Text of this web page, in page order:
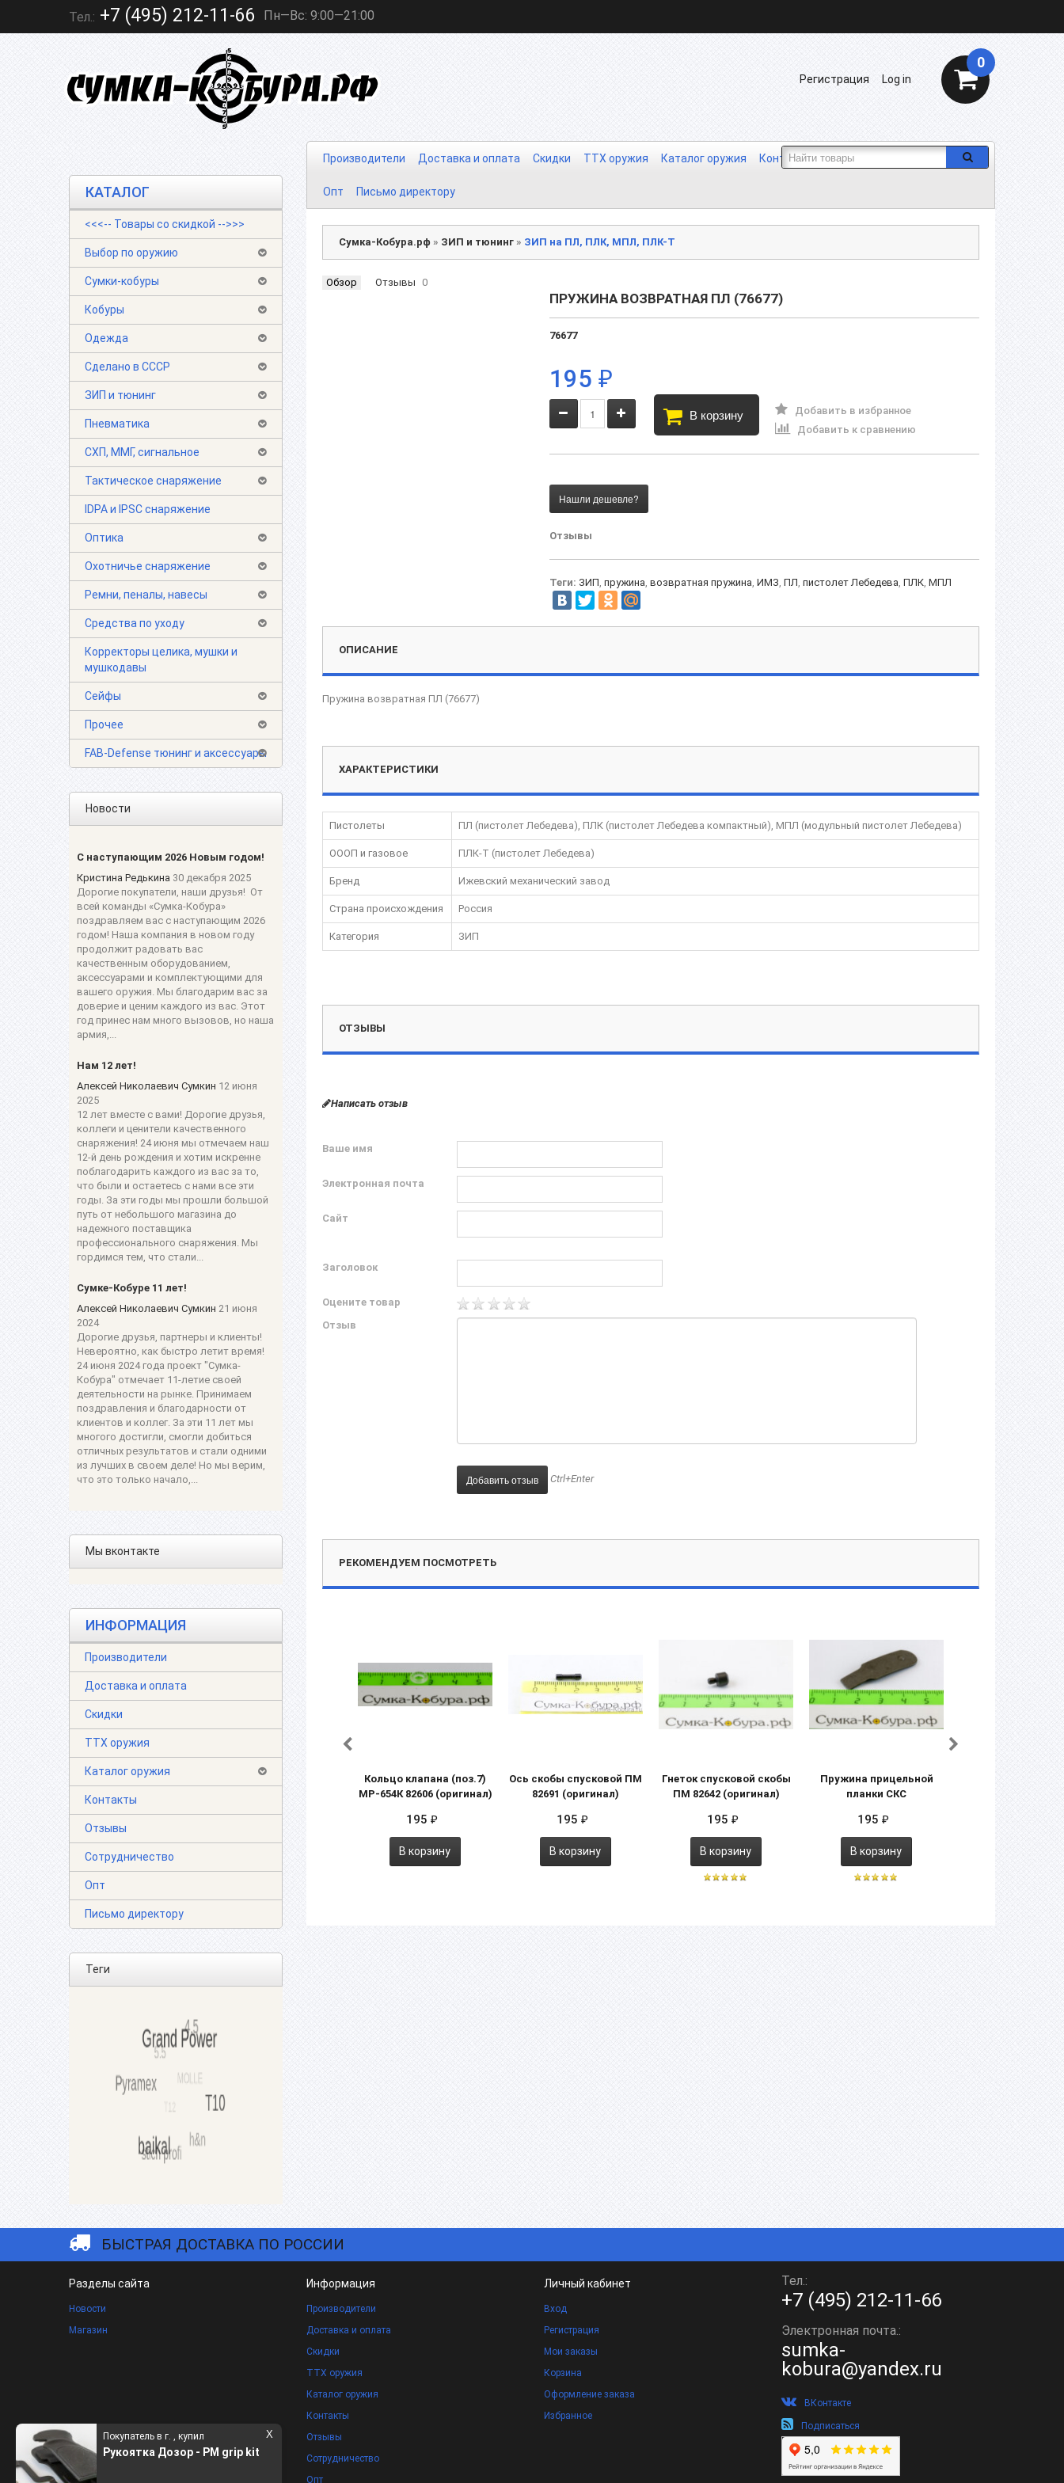
X
Покупатель в г. , купил
Рукоятка Дозор - PM grip kit
Тел.: +7 (495) 212-11-66 Пн—Вс: 9:00—21:00
0
Log in
Регистрация
Производители Доставка и оплата Скидки ТТХ оружия Каталог оружия Контакты Отзывы Сотрудничество
Опт Письмо директору
КАТАЛОГ
<<<-- Товары со скидкой -->>>
Выбор по оружию
Сумки-кобуры
Кобуры
Одежда
Сделано в СССР
ЗИП и тюнинг
Пневматика
СХП, ММГ, сигнальное
Тактическое снаряжение
IDPA и IPSC снаряжение
Оптика
Охотничье снаряжение
Ремни, пеналы, навесы
Средства по уходу
Корректоры целика, мушки и
мушкодавы
Сейфы
Прочее
FAB-Defense тюнинг и аксессуары
Новости
С наступающим 2026 Новым годом!
Кристина Редькина 30 декабря 2025
Дорогие покупатели, наши друзья! От
всей команды «Сумка-Кобура»
поздравляем вас с наступающим 2026
годом! Наша компания в новом году
продолжит радовать вас
качественным оборудованием,
аксессуарами и комплектующими для
вашего оружия. Мы благодарим вас за
доверие и ценим каждого из вас. Этот
год принес нам много вызовов, но наша
армия,...
Нам 12 лет!
Алексей Николаевич Сумкин 12 июня
2025
12 лет вместе с вами! Дорогие друзья,
коллеги и ценители качественного
снаряжения! 24 июня мы отмечаем наш
12-й день рождения и хотим искренне
поблагодарить каждого из вас за то,
что были и остаетесь с нами все эти
годы. За эти годы мы прошли большой
путь от небольшого магазина до
надежного поставщика
профессионального снаряжения. Мы
гордимся тем, что стали...
Сумке-Кобуре 11 лет!
Алексей Николаевич Сумкин 21 июня
2024
Дорогие друзья, партнеры и клиенты!
Невероятно, как быстро летит время!
24 июня 2024 года проект "Сумка-
Кобура" отмечает 11-летие своей
деятельности на рынке. Принимаем
поздравления и благодарности от
клиентов и коллег. За эти 11 лет мы
многого достигли, смогли добиться
отличных результатов и стали одними
из лучших в своем деле! Но мы верим,
что это только начало,...
Мы вконтакте
ИНФОРМАЦИЯ
Производители
Доставка и оплата
Скидки
ТТХ оружия
Каталог оружия
Контакты
Отзывы
Сотрудничество
Опт
Письмо директору
Теги
Сумка-Кобура.рф » ЗИП и тюнинг » ЗИП на ПЛ, ПЛК, МПЛ, ПЛК-Т
Обзор Отзывы 0
ПРУЖИНА ВОЗВРАТНАЯ ПЛ (76677)
76677
195 ₽
В корзину
Добавить в избранное
Добавить к сравнению
Отзывы
Теги: ЗИП, пружина, возвратная пружина, ИМЗ, ПЛ, пистолет Лебедева, ПЛК, МПЛ
ОПИСАНИЕ
Пружина возвратная ПЛ (76677)
ХАРАКТЕРИСТИКИ
Пистолеты ПЛ (пистолет Лебедева), ПЛК (пистолет Лебедева компактный), МПЛ (модульный пистолет Лебедева)
ОООП и газовое ПЛК-Т (пистолет Лебедева)
Бренд Ижевский механический завод
Страна происхождения Россия
Категория ЗИП
ОТЗЫВЫ
Написать отзыв
Ваше имя
Электронная почта
Сайт
Заголовок
Оцените товар
Отзыв
Ctrl+Enter
РЕКОМЕНДУЕМ ПОСМОТРЕТЬ
Кольцо клапана (поз.7)
МР-654К 82606 (оригинал)
195 ₽
В корзину
Ось скобы спусковой ПМ
82691 (оригинал)
195 ₽
В корзину
Гнеток спусковой скобы
ПМ 82642 (оригинал)
195 ₽
В корзину
Пружина прицельной
планки СКС
195 ₽
В корзину
БЫСТРАЯ ДОСТАВКА ПО РОССИИ
Разделы сайта
Новости
Магазин
Информация
Производители
Доставка и оплата
Скидки
ТТХ оружия
Каталог оружия
Контакты
Отзывы
Сотрудничество
Опт
Личный кабинет
Вход
Регистрация
Мои заказы
Корзина
Оформление заказа
Избранное
Тел.:
+7 (495) 212-11-66
Электронная почта.:
sumka-
kobura@yandex.ru
ВКонтакте
Подписаться